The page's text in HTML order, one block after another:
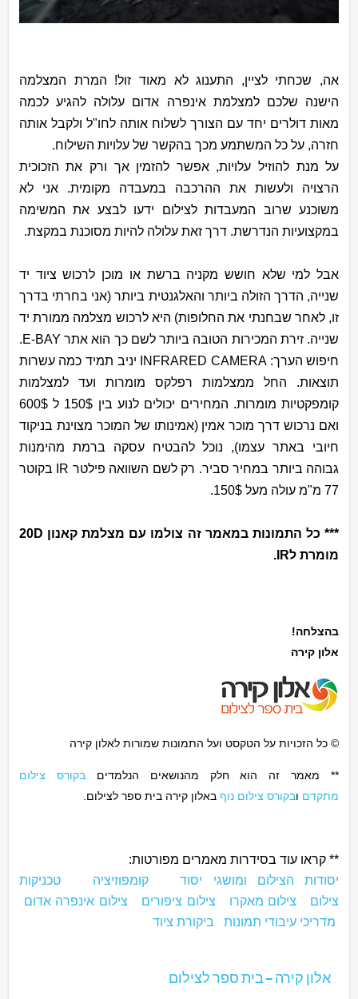
אה, שכחתי לציין, התענוג לא מאוד זול! המרת המצלמה
הישנה שלכם למצלמת אינפרה אדום עלולה להגיע לכמה
מאות דולרים יחד עם הצורך לשלוח אותה לחו"ל ולקבל אותה
חזרה, על כל המשתמע מכך בהקשר של עלויות השילוח.
על מנת להוזיל עלויות, אפשר להזמין אך ורק את הזכוכית
הרצויה ולעשות את ההרכבה במעבדה מקומית. אני לא
משוכנע שרוב המעבדות לצילום ידעו לבצע את המשימה
במקצועיות הנדרשת. דרך זאת עלולה להיות מסוכנת במקצת.
אבל למי שלא חושש מקניה ברשת או מוכן לרכוש ציוד יד
שנייה, הדרך הזולה ביותר והאלגנטית ביותר (אני בחרתי בדרך
זו, לאחר שבחנתי את החלופות) היא לרכוש מצלמה ממורת יד
שנייה. זירת המכירות הטובה ביותר לשם כך הוא אתר E-BAY
.
חיפוש הערך: INFRARED CAMERA
יניב תמיד כמה עשרות
תוצאות. החל ממצלמות רפלקס מומרות ועד למצלמות
קומפקטיות מומרות. המחירים יכולים לנוע בין 150$ ל600$
ואם נרכוש דרך מוכר אמין (אמינותו של המוכר מצוינת בניקוד
חיובי באתר עצמו), נוכל להבטיח עסקה ברמת מהימנות
גבוהה ביותר במחיר סביר. רק לשם השוואה פילטר IR
בקוטר
77מ"מ עולה מעל 150$
.
*** כל התמונות במאמר זה צולמו עם מצלמת קאנון 20D
מומרת לIR
.
בהצלחה!
אלון קירה
© כל הזכויות על הטקסט ועל התמונות שמורות לאלון קירה
** מאמר זה הוא חלק מהנושאים הנלמדיםבקורס צילום
מתקדם ובקורס צילום נוף באלון קירה בית ספר לצילום.
** קראו עוד בסידרות מאמרים מפורטות:
יסודות הצילום ומושגי יסוד
קומפוזיציה
טכניקות
צילום
צילום מאקרו צילום ציפורים
צילום אינפרה אדום
מדריכי עיבודי תמונות
ביקורת ציוד
אלון קירה – בית ספר לצילום